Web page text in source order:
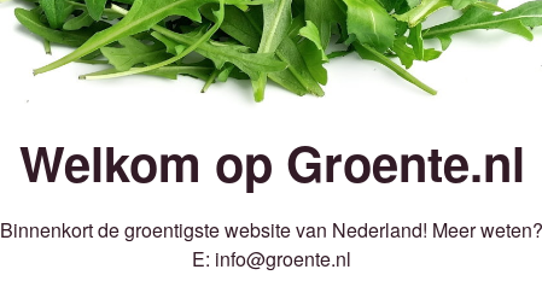
Welkom op Groente.nl
Binnenkort de groentigste website van Nederland! Meer weten?
E: info@groente.nl